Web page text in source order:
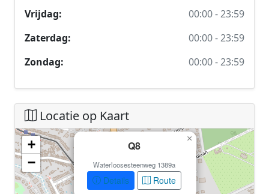
Vrijdag:
00:00 - 23:59
Zaterdag:
00:00 - 23:59
Zondag:
00:00 - 23:59
Locatie op Kaart
Geen locatiegegevens beschikbaar voor dit station.
Dit station heeft geen GPS coördinaten in de database.
Q8
Waterloosesteenweg 1389a
Details Route
×
+
−